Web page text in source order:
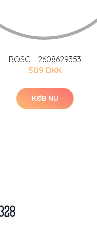
BOSCH 2608629353
509 DKK
KØB NU